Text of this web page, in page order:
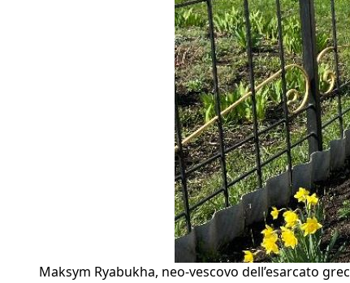
Maksym Ryabukha, neo-vescovo dell’esarcato